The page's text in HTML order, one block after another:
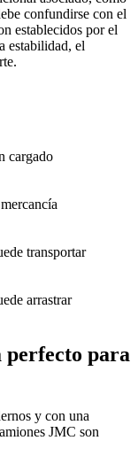
confundirse con el
establecidos por el
estabilidad, el
cargado
transportar
arrastrar
perfecto para
y con una
JMC son